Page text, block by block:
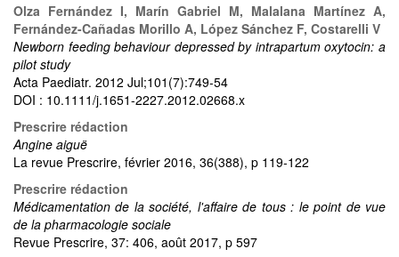
Olza Fernández I, Marín Gabriel M, Malalana Martínez A,
Fernández-Cañadas Morillo A, López Sánchez F, Costarelli V
Newborn feeding behaviour depressed by intrapartum oxytocin: a
pilot study
Acta Paediatr. 2012 Jul;101(7):749-54
DOI : 10.1111/j.1651-2227.2012.02668.x
Prescrire rédaction
Angine aiguë
La revue Prescrire, février 2016, 36(388), p 119-122
Prescrire rédaction
Médicamentation de la société, l'affaire de tous : le point de vue
de la pharmacologie sociale
Revue Prescrire, 37: 406, août 2017, p 597